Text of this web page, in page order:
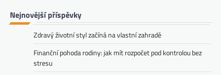
Nejnovější příspěvky
Zdravý životní styl začíná na vlastní zahradě
Finanční pohoda rodiny: jak mít rozpočet pod kontrolou bez
stresu